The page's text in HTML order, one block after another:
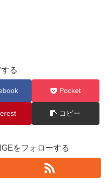
る
Pocket
コピー
をフォローする